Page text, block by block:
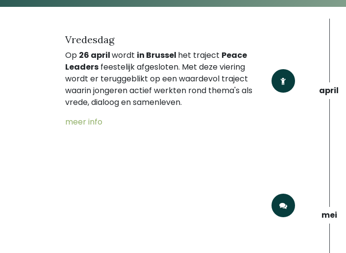
april
Vredesdag
Op 26 aprilwordt in Brussel het traject Peace
Leaders feestelijk afgesloten. Met deze viering
wordt er teruggeblikt op een waardevol traject
waarin jongeren actief werkten rond thema's als
vrede, dialoog en samenleven.
meer info
mei